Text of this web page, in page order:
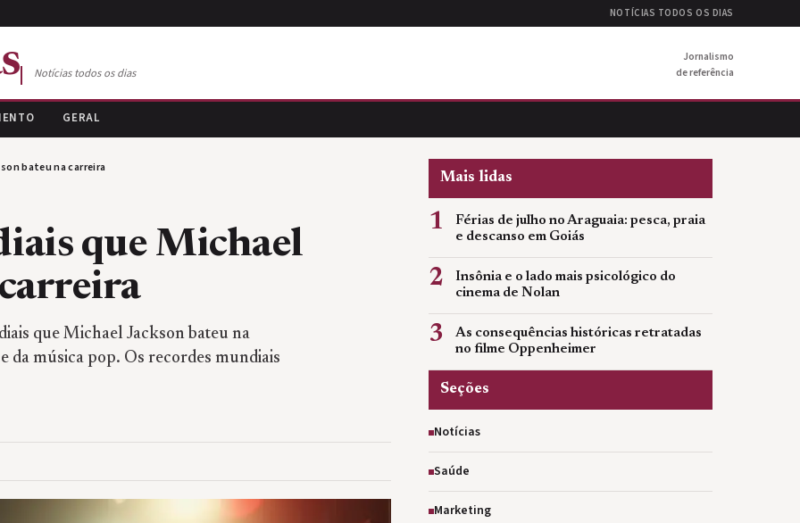
NOTÍCIAS TODOS OS DIAS
Notícias todos os dias
Jornalismo
de referência
GERAL
bateu na carreira
que Michael
que Michael Jackson bateu na
da música pop. Os recordes mundiais
Mais lidas
1
Férias de julho no Araguaia: pesca, praia
e descanso em Goiás
2
Insônia e o lado mais psicológico do
cinema de Nolan
3
As consequências históricas retratadas
no filme Oppenheimer
Seções
Notícias
Saúde
Marketing